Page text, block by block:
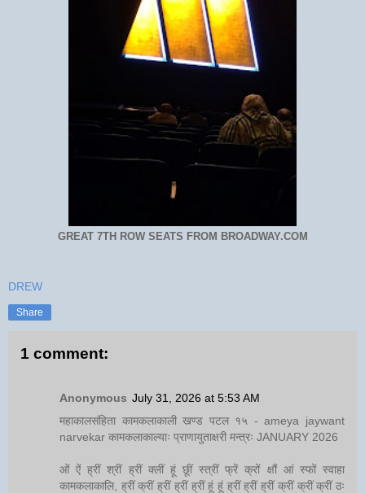
GREAT 7TH ROW SEATS FROM BROADWAY.COM
DREW
Share
1 comment:
Anonymous July 31, 2026 at 5:53 AM
महाकालसंहिता कामकलाकाली खण्ड पटल १५ - ameya jaywant
narvekar कामकलाकाल्याः प्राणायुताक्षरी मन्त्रः JANUARY 2026
ओं ऐं ह्रीं श्रीं ह्रीं क्लीं हूं छूीं स्त्रीं फ्रें क्रों क्षौं आं स्फों स्वाहा
कामकलाकालि, ह्रीं क्रीं ह्रीं ह्रीं ह्रीं हूं हूं ह्रीं ह्रीं ह्रीं क्रीं क्रीं क्रीं ठः